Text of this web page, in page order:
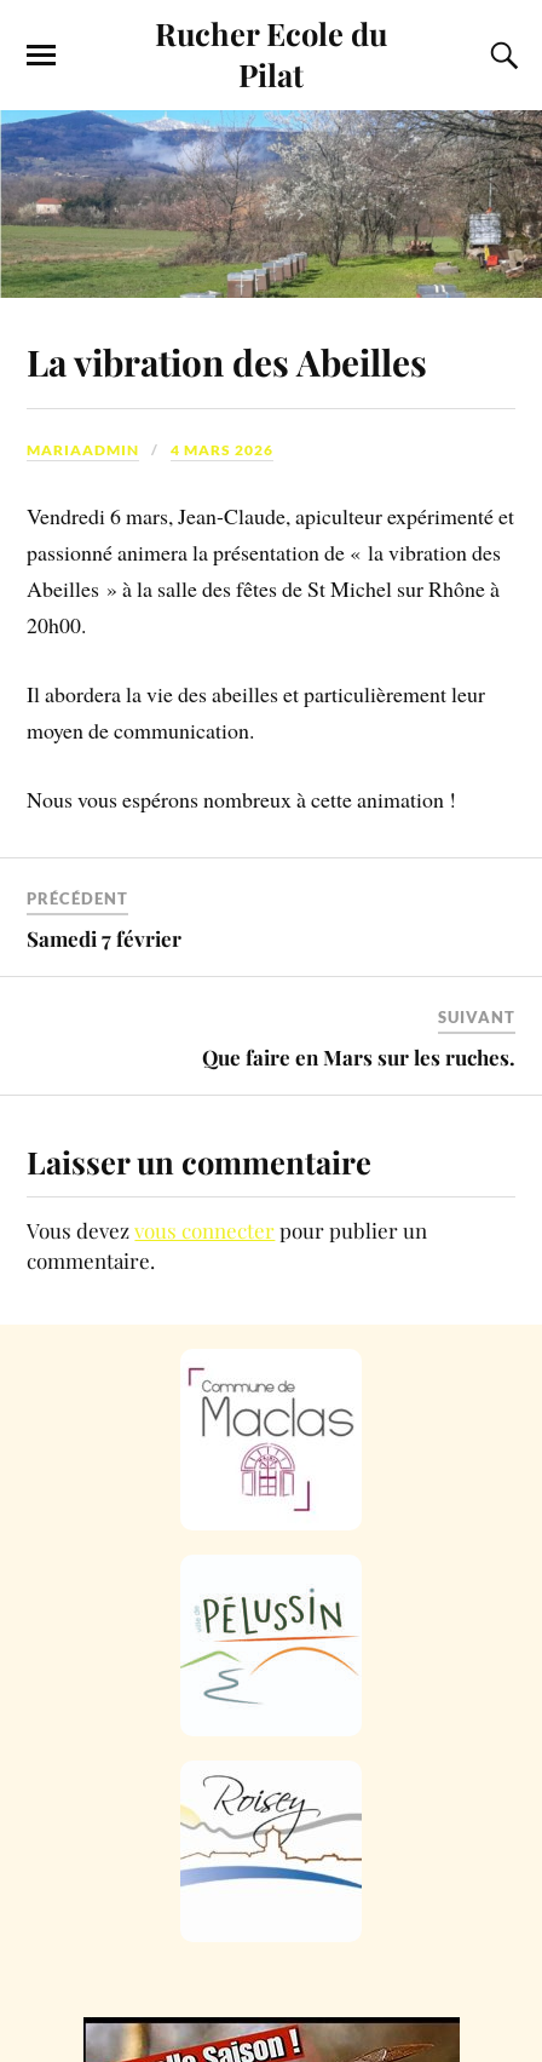
Rucher Ecole du
Pilat
La vibration des Abeilles
MARIAADMIN 4 MARS 2026
Vendredi 6 mars, Jean-Claude, apiculteur expérimenté et
passionné animera la présentation de « la vibration des
Abeilles » à la salle des fêtes de St Michel sur Rhône à
20h00.
Il abordera la vie des abeilles et particulièrement leur
moyen de communication.
Nous vous espérons nombreux à cette animation !
PRÉCÉDENT
Samedi 7 février
SUIVANT
Que faire en Mars sur les ruches.
Laisser un commentaire
Vous devezvous connecterpour publier un
commentaire.